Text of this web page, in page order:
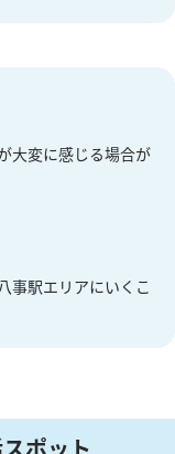
大変に感じる場合が
事駅エリアにいくこ